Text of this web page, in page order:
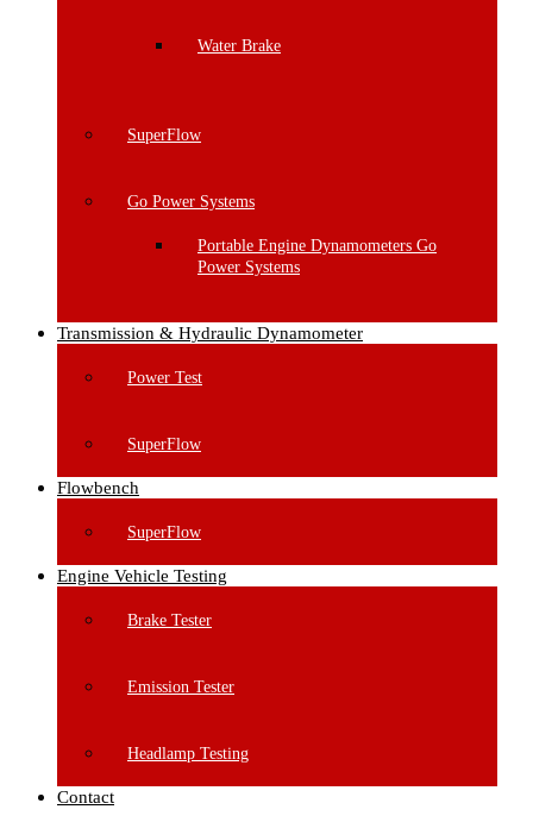
Water Brake
SuperFlow
Go Power Systems
Portable Engine Dynamometers Go
Power Systems
Transmission & Hydraulic Dynamometer
Power Test
SuperFlow
Flowbench
SuperFlow
Engine Vehicle Testing
Brake Tester
Emission Tester
Headlamp Testing
Contact